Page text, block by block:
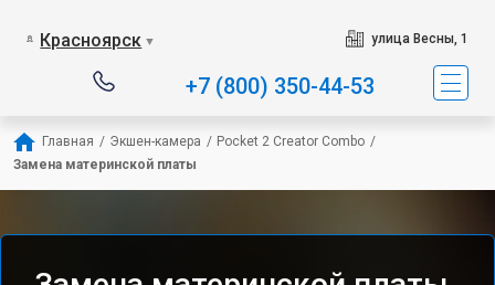
Красноярск ▼ улица Весны, 1
+7 (800) 350-44-53
Главная / Экшен-камера / Pocket 2 Creator Combo /
Замена материнской платы